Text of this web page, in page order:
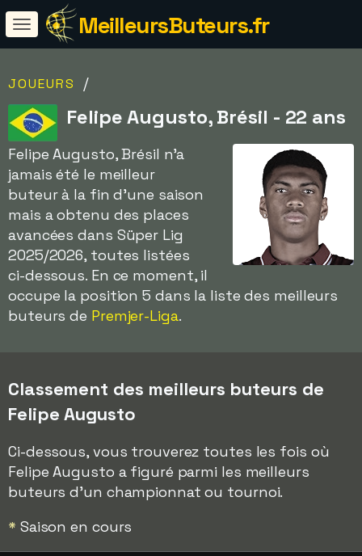
MeilleursButeurs.fr
JOUEURS /
Felipe Augusto, Brésil - 22 ans
Felipe Augusto, Brésil n'a
jamais été le meilleur
buteur à la fin d'une saison
mais a obtenu des places
avancées dans Süper Lig
2025/2026, toutes listées
ci-dessous. En ce moment, il
occupe la position 5 dans la liste des meilleurs
buteurs de Premjer-Liga.
Classement des meilleurs buteurs de
Felipe Augusto
Ci-dessous, vous trouverez toutes les fois où
Felipe Augusto a figuré parmi les meilleurs
buteurs d'un championnat ou tournoi.
* Saison en cours